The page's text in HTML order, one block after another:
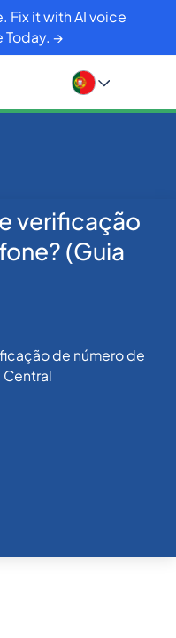
Fix it with AI voice
Today. →
de número de
verificação
(Guia